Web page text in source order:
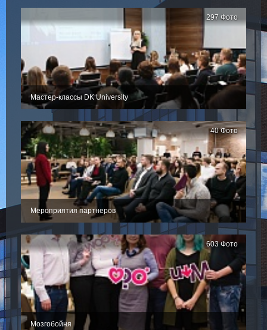
Мастер-классы DK University
297 Фото
Мероприятия партнеров
40 Фото
Мозгобойня
603 Фото